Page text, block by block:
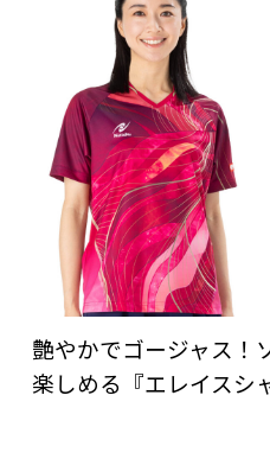
艶やかでゴージャス！
楽しめる『エレイスシ